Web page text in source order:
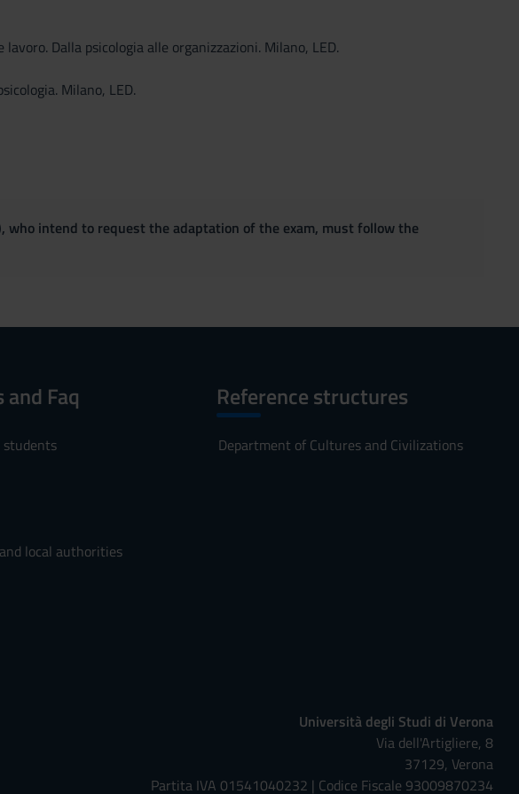
Dalla psicologia alle organizzazioni. Milano, LED.
Milano, LED.
intend to request the adaptation of the exam, must follow the
and Faq
students
local authorities
Reference structures
Department of Cultures and Civilizations
Università degli Studi di Verona
Via dell'Artigliere, 8
37129, Verona
Partita IVA 01541040232 | Codice Fiscale 93009870234